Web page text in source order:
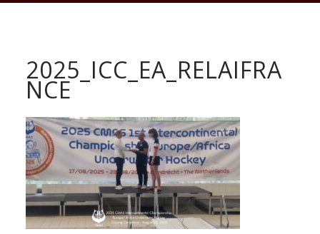
Le
club
de
Hockey
2025_ICC_EA_RELAIFRA
NCE